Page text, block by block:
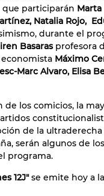
participarán Marta
Natalia Rojo,
durante el
Basarasprofesora
economista Máximo
Marc Alvaro, Elisa
de los comicios, la
de la ultraderecha
serán algunos de
programa.
12J"se emite hoy a